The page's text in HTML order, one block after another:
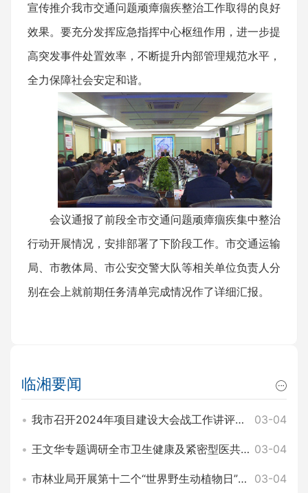
宣传推介我市交通问题顽瘴痼疾整治工作取得的良好
效果。要充分发挥应急指挥中心枢纽作用，进一步提
高突发事件处置效率，不断提升内部管理规范水平，
全力保障社会安定和谐。
会议通报了前段全市交通问题顽瘴痼疾集中整治
行动开展情况，安排部署了下阶段工作。市交通运输
局、市教体局、市公安交警大队等相关单位负责人分
别在会上就前期任务清单完成情况作了详细汇报。
临湘要闻
我市召开2024年项目建设大会战工作讲评暨2025年园区项目建设大会战工作动员会 王文华 刘琦出席 03-04
王文华专题调研全市卫生健康及紧密型医共体建设工作 刘琦参加 03-04
市林业局开展第十二个“世界野生动植物日”主题宣传活动 03-04